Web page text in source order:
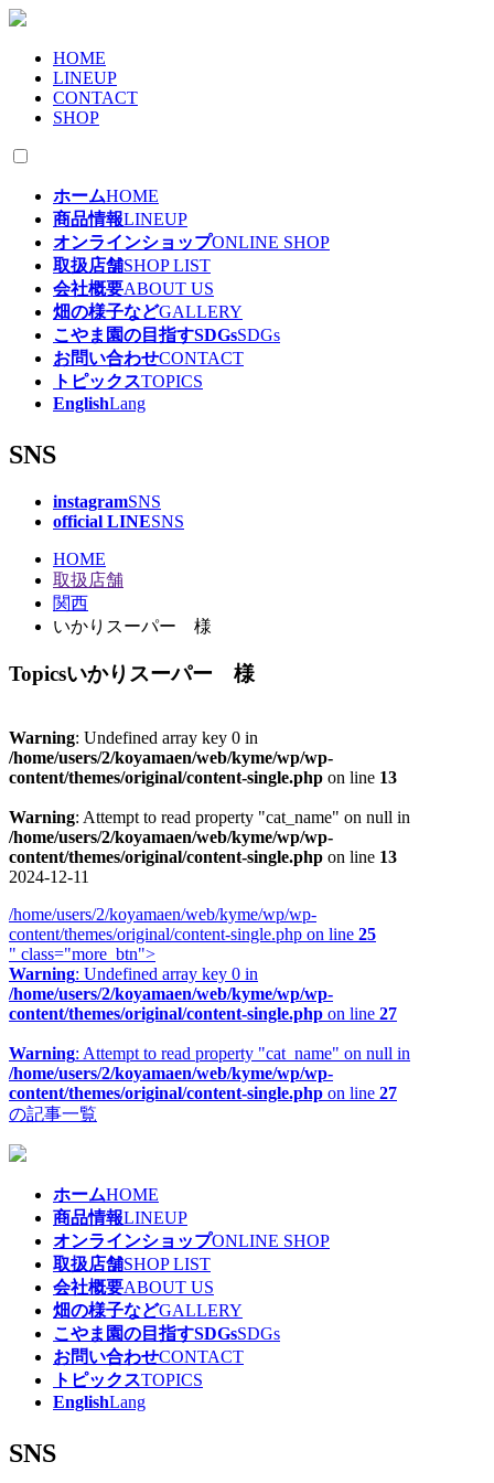
HOME
LINEUP
CONTACT
SHOP
ホームHOME
商品情報LINEUP
オンラインショップONLINE SHOP
取扱店舗SHOP LIST
会社概要ABOUT US
畑の様子などGALLERY
こやま園の目指すSDGsSDGs
お問い合わせCONTACT
トピックスTOPICS
EnglishLang
SNS
instagramSNS
official LINESNS
HOME
取扱店舗
関西
いかりスーパー 様
Topicsいかりスーパー 様
Warning: Undefined array key 0 in
/home/users/2/koyamaen/web/kyme/wp/wp-
content/themes/original/content-single.php on line 13
Warning: Attempt to read property "cat_name" on null in
/home/users/2/koyamaen/web/kyme/wp/wp-
content/themes/original/content-single.php on line 13
2024-12-11
/home/users/2/koyamaen/web/kyme/wp/wp-
content/themes/original/content-single.php on line 25
" class="more_btn">
Warning: Undefined array key 0 in
/home/users/2/koyamaen/web/kyme/wp/wp-
content/themes/original/content-single.php on line 27
Warning: Attempt to read property "cat_name" on null in
/home/users/2/koyamaen/web/kyme/wp/wp-
content/themes/original/content-single.php on line 27
の記事一覧
ホームHOME
商品情報LINEUP
オンラインショップONLINE SHOP
取扱店舗SHOP LIST
会社概要ABOUT US
畑の様子などGALLERY
こやま園の目指すSDGsSDGs
お問い合わせCONTACT
トピックスTOPICS
EnglishLang
SNS